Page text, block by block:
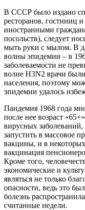
В СССР было издано
ресторанов, гостиниц
иностранными
посольств), следует
мыть руки с мылом. В
волны эпидемии – в
заболеваемости не
волне H3N2 врачи
населения, поэтому
эпидемии удалось
Пандемия 1968 года
после нее возраст
вирусных
запустить в массовое
вакцины, и в
вакцинация
Кроме того,
экономические и
являться не только
опасности, ведь это
болезнь
считанные недели.